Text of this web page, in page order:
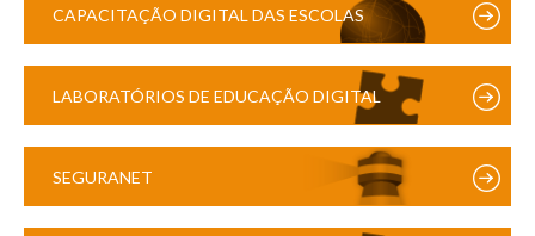
CAPACITAÇÃO DIGITAL DAS ESCOLAS
LABORATÓRIOS DE EDUCAÇÃO DIGITAL
SEGURANET